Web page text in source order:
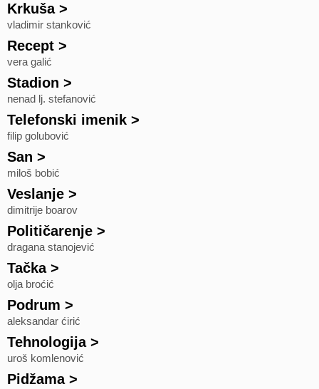
Krkuša>
vladimir stanković
Recept >
vera galić
Stadion >
nenad lj. stefanović
Telefonski imenik >
filip golubović
San >
miloš bobić
Veslanje >
dimitrije boarov
Političarenje >
dragana stanojević
Tačka>
olja broćić
Podrum >
aleksandar ćirić
Tehnologija>
uroš komlenović
Pidžama>